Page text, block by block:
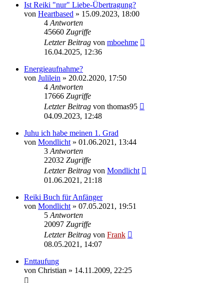
Ist Reiki "nur" Liebe-Übertragung?
von Heartbased » 15.09.2023, 18:00
4 Antworten
45660 Zugriffe
Letzter Beitrag von mboehme
16.04.2025, 12:36
Energieaufnahme?
von Julilein » 20.02.2020, 17:50
4 Antworten
17666 Zugriffe
Letzter Beitrag von thomas95
04.09.2023, 12:48
Juhu ich habe meinen 1. Grad
von Mondlicht » 01.06.2021, 13:44
3 Antworten
22032 Zugriffe
Letzter Beitrag von Mondlicht
01.06.2021, 21:18
Reiki Buch für Anfänger
von Mondlicht » 07.05.2021, 19:51
5 Antworten
20097 Zugriffe
Letzter Beitrag von Frank
08.05.2021, 14:07
Enttaufung
von Christian » 14.11.2009, 22:25